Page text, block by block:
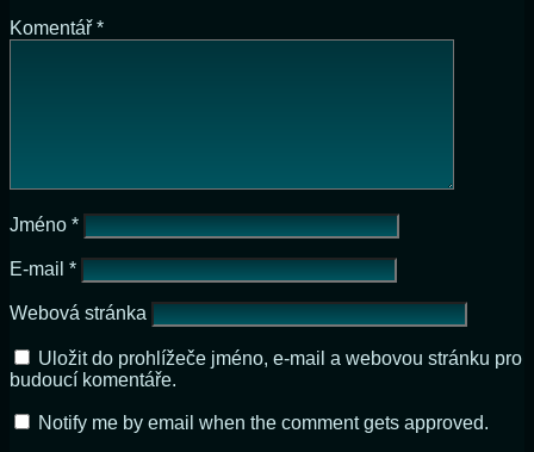
Komentář *
Jméno *
E-mail *
Webová stránka
Uložit do prohlížeče jméno, e-mail a webovou stránku pro
budoucí komentáře.
Notify me by email when the comment gets approved.